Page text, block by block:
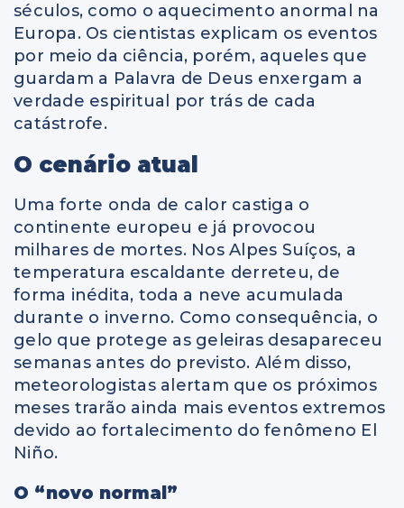
séculos, como o aquecimento anormal na
Europa. Os cientistas explicam os eventos
por meio da ciência, porém, aqueles que
guardam a Palavra de Deus enxergam a
verdade espiritual por trás de cada
catástrofe.
O cenário atual
Uma forte onda de calor castiga o
continente europeu e já provocou
milhares de mortes. Nos Alpes Suíços, a
temperatura escaldante derreteu, de
forma inédita, toda a neve acumulada
durante o inverno. Como consequência, o
gelo que protege as geleiras desapareceu
semanas antes do previsto. Além disso,
meteorologistas alertam que os próximos
meses trarão ainda mais eventos extremos
devido ao fortalecimento do fenômeno El
Niño.
O “novo normal”